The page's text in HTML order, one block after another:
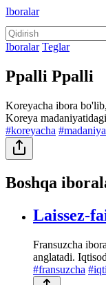
Iboralar
Iboralar Teglar
Ppalli Ppalli
Koreyacha ibora
Koreya
#koreyacha
Boshqa
Laissez-
Fransuzcha
anglatadi.
#fransuzcha